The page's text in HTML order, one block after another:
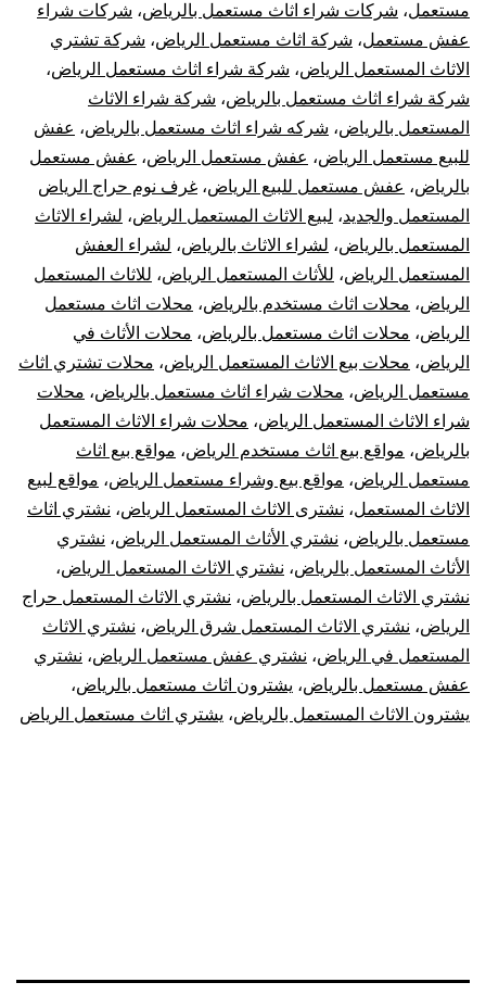
مستعمل، شركات شراء اثاث مستعمل بالرياض، شركات شراء
عفش مستعمل، شركة اثاث مستعمل الرياض، شركة تشتري
الاثاث المستعمل الرياض، شركة شراء اثاث مستعمل الرياض،
شركة شراء اثاث مستعمل بالرياض، شركة شراء الاثاث
المستعمل بالرياض، شركه شراء اثاث مستعمل بالرياض، عفش
للبيع مستعمل الرياض، عفش مستعمل الرياض، عفش مستعمل
بالرياض، عفش مستعمل للبيع الرياض، غرف نوم حراج الرياض
المستعمل والجديد، لبيع الاثاث المستعمل الرياض، لشراء الاثاث
المستعمل بالرياض، لشراء الاثاث بالرياض، لشراء العفش
المستعمل الرياض، للأثاث المستعمل الرياض، للاثاث المستعمل
الرياض، محلات اثاث مستخدم بالرياض، محلات اثاث مستعمل
الرياض، محلات اثاث مستعمل بالرياض، محلات الأثاث في
الرياض، محلات بيع الاثاث المستعمل الرياض، محلات تشتري اثاث
مستعمل الرياض، محلات شراء اثاث مستعمل بالرياض، محلات
شراء الاثاث المستعمل الرياض، محلات شراء الاثاث المستعمل
بالرياض، مواقع بيع اثاث مستخدم الرياض، مواقع بيع اثاث
مستعمل الرياض، مواقع بيع وشراء مستعمل الرياض، مواقع لبيع
الاثاث المستعمل، نشترى الاثاث المستعمل الرياض، نشتري اثاث
مستعمل بالرياض، نشتري الأثاث المستعمل الرياض، نشتري
الأثاث المستعمل بالرياض، نشتري الاثاث المستعمل الرياض،
نشتري الاثاث المستعمل بالرياض، نشتري الاثاث المستعمل حراج
الرياض، نشتري الاثاث المستعمل شرق الرياض، نشتري الاثاث
المستعمل في الرياض، نشتري عفش مستعمل الرياض، نشتري
عفش مستعمل بالرياض، يشترون اثاث مستعمل بالرياض،
يشترون الاثاث المستعمل بالرياض، يشتري اثاث مستعمل الرياض